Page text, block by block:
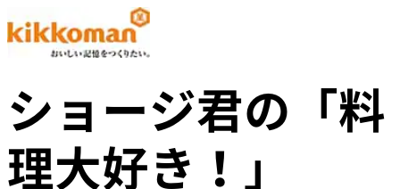
ショージ君の「料
理大好き！」